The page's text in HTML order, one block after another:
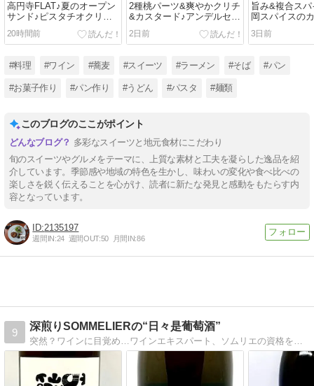
高円寺FLAT♪夏のオープン
サンド♪ピスタチオクリー
ムパン♪秀逸全粒粉食パン♪
などなど大満喫♪
20時間前
2種桃パーツ&爽やかクリチ
&カスタード♪アンデルセン
の新作デニッシュ(*^^*)♪
2日前
旨み&複合ス
岡スパイスの
っとソテーに
ミルクカレー
3日前
#料理 #ワイン #蕎麦 #スイーツ #ラーメン #そば #パン
#お菓子作り #パン作り #うどん #パスタ #麺類
このブログのここがポイント
多彩なスイーツと地元食材にこだわり
旬のスイーツやグルメをテーマに、上質な素材と工夫を凝らした逸品を紹
介しています。季節感や地域の特色を生かし、味わいの変化や食べ比べの
楽しさを鋭く伝えることを心がけ、読者に新たな発見と感動をもたらす内
容となっています。
2135197
週間IN:24 週間OUT:50 月間IN:86
9
深煎りSOMMELIERの“日々是葡萄酒”